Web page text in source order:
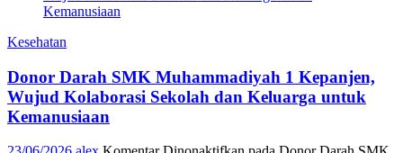
Kesehatan
Donor Darah SMK Muhammadiyah 1 Kepanjen,
Wujud Kolaborasi Sekolah dan Keluarga untuk
Kemanusiaan